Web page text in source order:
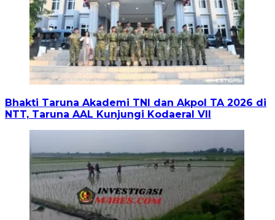
Bhakti Taruna Akademi TNI dan Akpol TA 2026 di
NTT, Taruna AAL Kunjungi Kodaeral VII